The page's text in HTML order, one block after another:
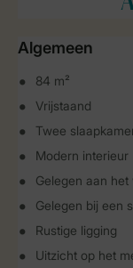
Algemeen
84 m²
Vrijstaand
Twee
Modern interieur
Gelegen aan het
Gelegen bij een
Rustige ligging
Uitzicht op het